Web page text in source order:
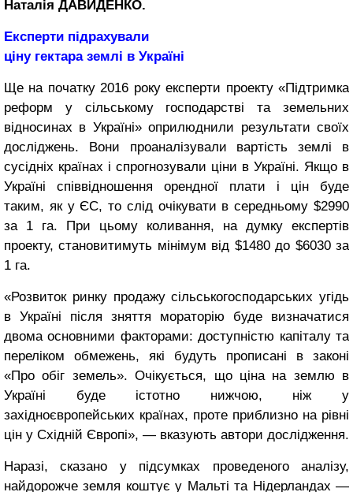
Наталія ДАВИДЕНКО.
Експерти підрахували
ціну гектара землі в Україні
Ще на початку 2016 року експерти проекту «Підтримка
реформ у сільському господарстві та земельних
відносинах в Україні» оприлюднили результати своїх
досліджень. Вони проаналізували вартість землі в
сусідніх країнах і спрогнозували ціни в Україні. Якщо в
Україні співвідношення орендної плати і цін буде
таким, як у ЄС, то слід очікувати в середньому $2990
за 1 га. При цьому коливання, на думку експертів
проекту, становитимуть мінімум від $1480 до $6030 за
1 га.
«Розвиток ринку продажу сільськогосподарських угідь
в Україні після зняття мораторію буде визначатися
двома основними факторами: доступністю капіталу та
переліком обмежень, які будуть прописані в законі
«Про обіг земель». Очікується, що ціна на землю в
Україні буде істотно нижчою, ніж у
західноєвропейських країнах, проте приблизно на рівні
цін у Східній Європі», — вказують автори дослідження.
Наразі, сказано у підсумках проведеного аналізу,
найдорожче земля коштує у Мальті та Нідерландах —